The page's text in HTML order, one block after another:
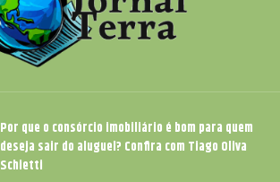
Por que o consórcio imobiliário é bom para quem
deseja sair do aluguel? Confira com Tiago Oliva
Schietti